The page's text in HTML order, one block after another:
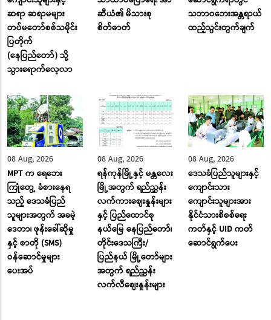
ဆရာ ဆရာမများ
တပ်မတော်စစ်သမိုင်း
ပြတိုက်
(နေပြည်တော်) သို့
သွားရောက်လေ့လာ
ဆီယံ၏ မိသားစု
စိတ်ဓာတ်
သဘာဝဘေးအန္တရာယ်
ထည့်သွင်းတွက်ချက်
08 Aug, 2026
MPT က ရေဘေး
ကြုံတွေ့ ခံစားနေရ
သည့် ဒေသခံပြည်
သူများအတွက် အခမဲ့
ဒေတာ၊ ဖုန်းခေါ်ဆိုမှု
နှင့် စာတို (SMS)
ဝန်ဆောင်မှုများ
ပေးအပ်
08 Aug, 2026
ရန်ကုန်မြို့နှင့် မန္တလေး
မြို့အတွက် ရည်ညွှန်း
လက်ကားဈေးနှုန်းများ
နှင့် ပြည်ထောင်စု
နယ်မြေ နေပြည်တော်၊
တိုင်းဒေသကြီး/
ပြည်နယ် မြို့တော်များ
အတွက် ရည်ညွှန်း
လက်လီဈေးနှုန်းများ
08 Aug, 2026
ဒေသခံပြည်သူများနှင့်
ကျောင်းသား
ကျောင်းသူများအား
နိုင်ငံသားစိစစ်ရေး
ကတ်နှင့် UID ကတ်
ဆောင်ရွက်ပေး